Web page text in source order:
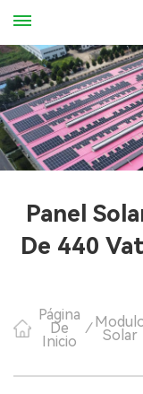
Panel
De 440
Página
De
Inicio
/ Solar